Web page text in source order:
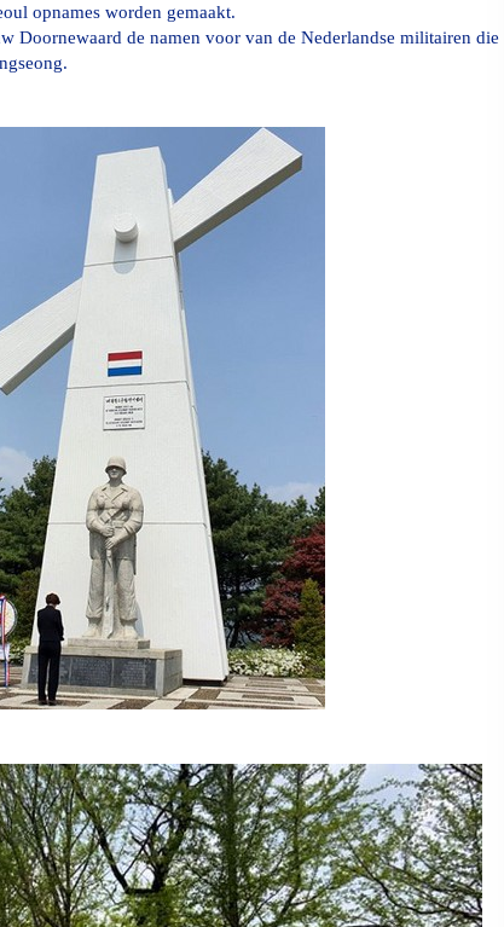
opnames worden gemaakt.
Doornewaard de namen voor van de Nederlandse militairen die